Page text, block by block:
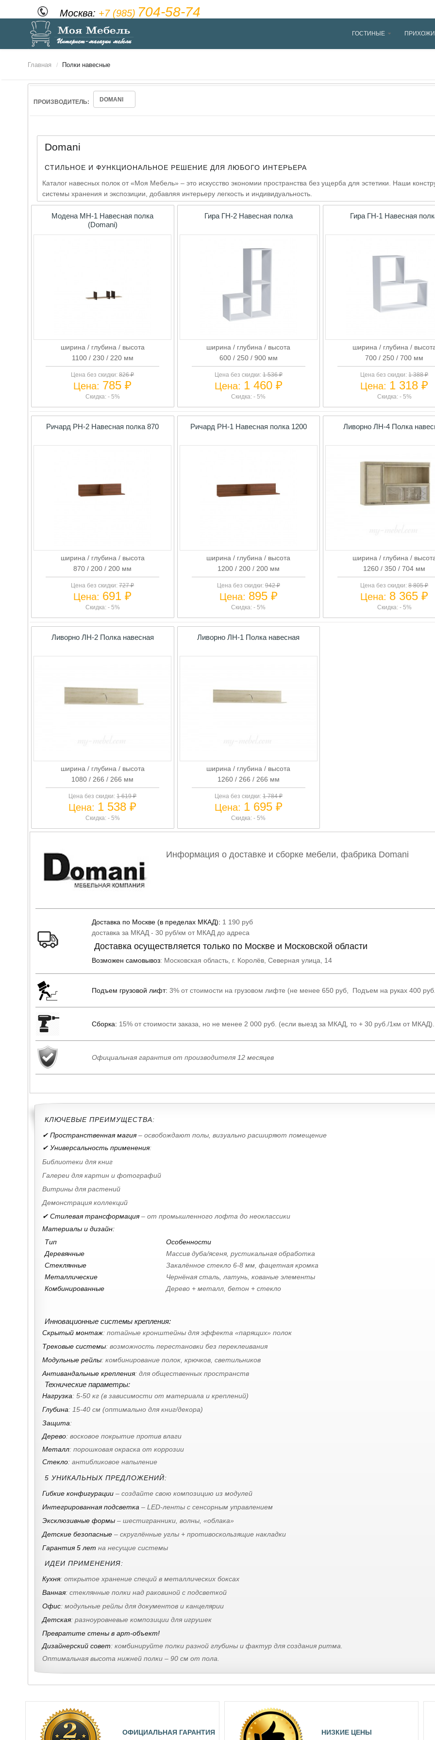
Москва: +7 (985) 704-58-74
ГОСТИНЫЕ
Главная / Полки навесные
ПРОИЗВОДИТЕЛЬ: DOMANI
Domani
СТИЛЬНОЕ И ФУНКЦИОНАЛЬНОЕ РЕШЕНИЕ ДЛЯ ЛЮБОГО ИНТЕРЬЕРА
Каталог навесных полок от «Моя Мебель» – это искусство экономии пространства без ущерба для эстетики. Наши
системы хранения и экспозиции, добавляя интерьеру легкость и индивидуальность.
Модена МН-1 Навесная полка
(Domani)
ширина / глубина / высота
1100 / 230 / 220 мм
Цена без скидки:826 ₽
Цена: 785 ₽
Скидка: - 5%
Гира ГН-2 Навесная полка
ширина / глубина / высота
600 / 250 / 900 мм
Цена без скидки:1 536 ₽
Цена: 1 460 ₽
Скидка: - 5%
Гира ГН-1 Навесная
ширина / глубина /
700 / 250 / 700 мм
Цена без скидки:1 388 ₽
Цена: 1 318 ₽
Скидка: - 5%
Ричард РН-2 Навесная полка 870
ширина / глубина / высота
870 / 200 / 200 мм
Цена без скидки:727 ₽
Цена: 691 ₽
Скидка: - 5%
Ричард РН-1 Навесная полка 1200
ширина / глубина / высота
1200 / 200 / 200 мм
Цена без скидки:942 ₽
Цена: 895 ₽
Скидка: - 5%
Ливорно ЛН-4 Полка
ширина / глубина /
1260 / 350 / 704 мм
Цена без скидки:8 805 ₽
Цена: 8 365 ₽
Скидка: - 5%
Ливорно ЛН-2 Полка навесная
ширина / глубина / высота
1080 / 266 / 266 мм
Цена без скидки:1 619 ₽
Цена: 1 538 ₽
Скидка: - 5%
Ливорно ЛН-1 Полка навесная
ширина / глубина / высота
1260 / 266 / 266 мм
Цена без скидки:1 784 ₽
Цена: 1 695 ₽
Скидка: - 5%
Информация о доставке и сборке мебели, фабрика Domani
Доставка по Москве (в пределах МКАД): 1 190 руб
доставка за МКАД - 30 руб/км от МКАД до адреса
Доставка осуществляется только по Москве и Московской области
Возможен самовывоз: Московская область, г. Королёв, Северная улица, 14
Подъем грузовой лифт: 3% от стоимости на грузовом лифте (не менее 650 руб, Подъем на руках 400
Сборка: 15% от стоимости заказа, но не менее 2 000 руб. (если выезд за МКАД, то + 30 руб./1км от МКАД).
Официальная гарантия от производителя 12 месяцев
КЛЮЧЕВЫЕ ПРЕИМУЩЕСТВА:
✔ Пространственная магия– освобождают полы, визуально расширяют помещение
✔ Универсальность применения:
Библиотеки для книг
Галереи для картин и фотографий
Витрины для растений
Демонстрация коллекций
✔ Стилевая трансформация– от промышленного лофта до неоклассики
Материалы и дизайн:
Тип
Особенности
Деревянные
Массив дуба/ясеня, рустикальная обработка
Стеклянные
Закалённое стекло 6-8 мм, фацетная кромка
Металлические
Чернёная сталь, латунь, кованые элементы
Комбинированные
Дерево + металл, бетон + стекло
Инновационные системы крепления:
Скрытый монтаж: потайные кронштейны для эффекта «парящих» полок
Трековые системы: возможность перестановки без переклеивания
Модульные рейлы: комбинирование полок, крючков, светильников
Антивандальные крепления: для общественных пространств
Технические параметры:
Нагрузка: 5-50 кг (в зависимости от материала и креплений)
Глубина: 15-40 см (оптимально для книг/декора)
Защита:
Дерево: восковое покрытие против влаги
Металл: порошковая окраска от коррозии
Стекло: антибликовое напыление
5 УНИКАЛЬНЫХ ПРЕДЛОЖЕНИЙ:
Гибкие конфигурации – создайте свою композицию из модулей
Интегрированная подсветка – LED-ленты с сенсорным управлением
Эксклюзивные формы – шестигранники, волны, «облака»
Детские безопасные – скруглённые углы + противоскользящие накладки
Гарантия 5 лет на несущие системы
ИДЕИ ПРИМЕНЕНИЯ:
Кухня: открытое хранение специй в металлических боксах
Ванная: стеклянные полки над раковиной с подсветкой
Офис: модульные рейлы для документов и канцелярии
Детская: разноуровневые композиции для игрушек
Превратите стены в арт-объект!
Дизайнерский совет: комбинируйте полки разной глубины и фактур для создания ритма.
Оптимальная высота нижней полки – 90 см от пола
ОФИЦИАЛЬНАЯ ГАРАНТИЯ НИЗКИЕ ЦЕНЫ